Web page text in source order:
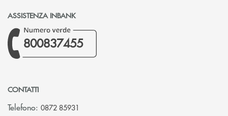
ASSISTENZA INBANK
800837455
CONTATTI
Telefono: 0872 85931